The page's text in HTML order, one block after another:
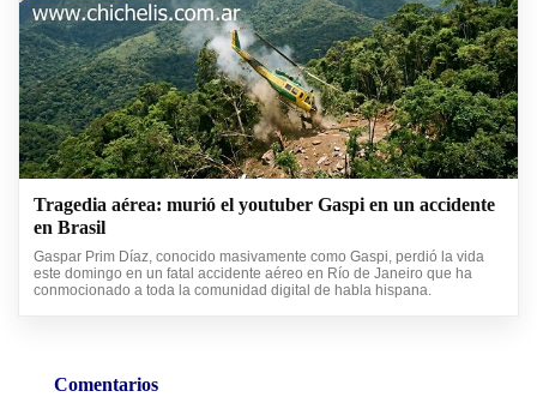
Tragedia aérea: murió el youtuber Gaspi en un accidente
en Brasil
Gaspar Prim Díaz, conocido masivamente como Gaspi, perdió la vida
este domingo en un fatal accidente aéreo en Río de Janeiro que ha
conmocionado a toda la comunidad digital de habla hispana.
Comentarios